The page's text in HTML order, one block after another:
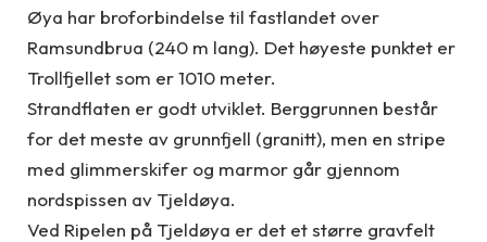
Øya har broforbindelse til fastlandet over
Ramsundbrua (240 m lang). Det høyeste punktet er
Trollfjellet som er 1010 meter.
Strandflaten er godt utviklet. Berggrunnen består
for det meste av grunnfjell (granitt), men en stripe
med glimmerskifer og marmor går gjennom
nordspissen av Tjeldøya.
Ved Ripelen på Tjeldøya er det et større gravfelt